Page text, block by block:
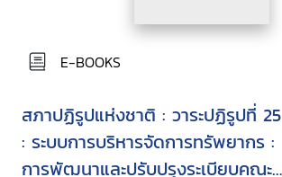
E-BOOKS
สภาปฏิรูปแห่งชาติ : วาระปฏิรูปที่ 25
: ระบบการบริหารจัดการทรัพยากร :
การพัฒนาและปรับปรุงระเบียบคณะ